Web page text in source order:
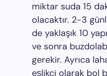
miktar suda 15
olacaktır. 2-3
de yaklaşık 10
ve sonra
gerekir. Ayrıca
eşlikçi olarak bol